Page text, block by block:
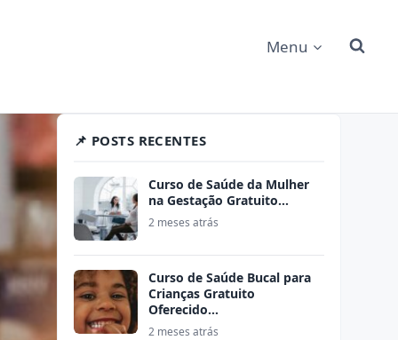
Menu
📌 POSTS RECENTES
Curso de Saúde da Mulher
na Gestação Gratuito…
2 meses atrás
Curso de Saúde Bucal para
Crianças Gratuito
Oferecido…
2 meses atrás